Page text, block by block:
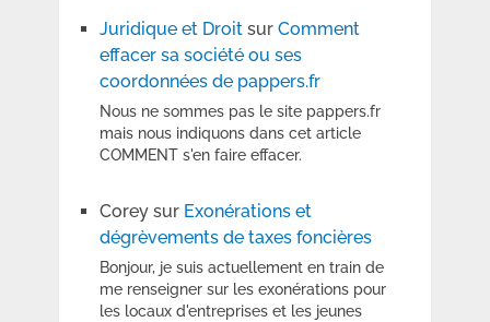
Juridique et Droitsur Comment
effacer sa société ou ses
coordonnées de pappers.fr
Nous ne sommes pas le site pappers.fr
mais nous indiquons dans cet article
COMMENT s'en faire effacer.
Coreysur Exonérations et
dégrèvements de taxes foncières
Bonjour, je suis actuellement en train de
me renseigner sur les exonérations pour
les locaux d'entreprises et les jeunes